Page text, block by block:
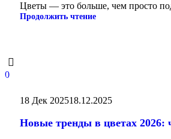
Цветы — это больше, чем просто
Продолжить чтение
0
18 Дек 202518.12.2025
Новые тренды в цветах 2026: